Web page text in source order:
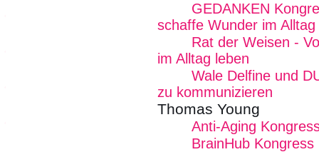
GEDANKEN
schaffe Wunder im Alltag
Rat der Weisen -
im Alltag leben
Wale Delfine und
zu kommunizieren
Thomas Young
Anti-Aging
BrainHub